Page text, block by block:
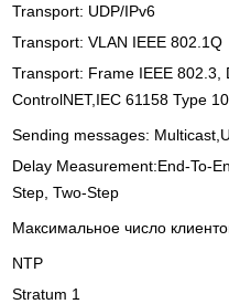
Transport: UDP/IPv6
Transport: VLAN IEEE 802.1Q
Transport: Frame IEEE 802.3,
СontrolNET,IEC 61158 Type
Sending messages:
Delay Measurement:End-To-
Step, Two-Step
Максимальное число
NTP
Stratum 1